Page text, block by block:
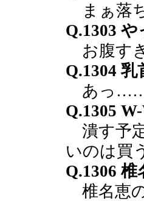
まぁ落
Q.1303 や
お腹す
Q.1304
あっ……
Q.1305
潰す予
いのは買
Q.1306 椎
椎名恵